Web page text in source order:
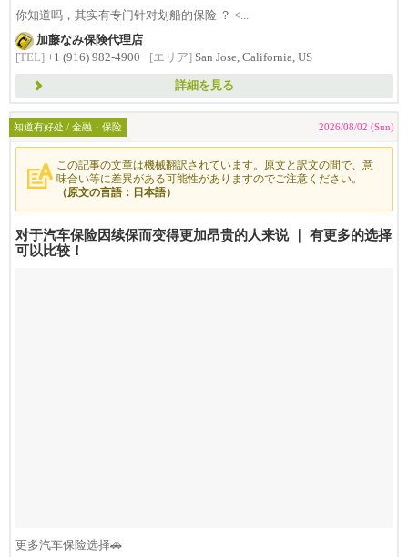
你知道吗，其实有专门针对划船的保险 ？ <...
加藤なみ保険代理店
[TEL] +1 (916) 982-4900 [エリア] San Jose, California, US
詳細を見る
知道有好处 / 金融・保险 2026/08/02 (Sun)
この記事の文章は機械翻訳されています。原文と訳文の間で、意
味合い等に差異がある可能性がありますのでご注意ください。
（原文の言語：日本語）
对于汽车保险因续保而变得更加昂贵的人来说 ｜ 有更多的选择
可以比较！
更多汽车保险选择🚗